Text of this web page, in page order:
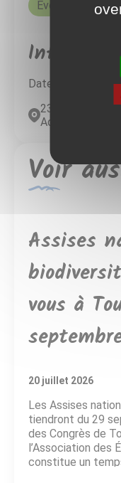
Evènements
Infos
Date :
23800 La Celle-
Aquitaine
Voir
Assises
vous à
20 juillet 2026
Les Assises
tiendront du 29
des Congrès de
l’Association des
constitue un